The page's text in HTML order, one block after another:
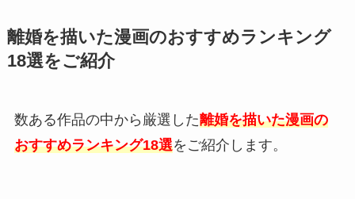
離婚を描いた漫画のおすすめランキング
18選をご紹介
数ある作品の中から厳選した離婚を描いた漫画の
おすすめランキング18選をご紹介します。